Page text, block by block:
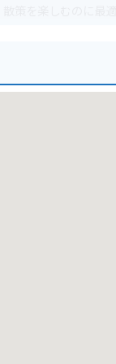
散策を楽しむのに最